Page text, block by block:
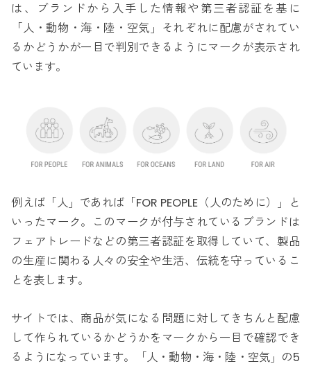
は、ブランドから入手した情報や第三者認証を基に
「人・動物・海・陸・空気」それぞれに配慮がされてい
るかどうかが一目で判別できるようにマークが表示され
ています。
例えば「人」であれば「FOR PEOPLE（人のために）」と
いったマーク。このマークが付与されているブランドは
フェアトレードなどの第三者認証を取得していて、製品
の生産に関わる人々の安全や生活、伝統を守っているこ
とを表します。
サイトでは、商品が気になる問題に対してきちんと配慮
して作られているかどうかをマークから一目で確認でき
るようになっています。「人・動物・海・陸・空気」の5